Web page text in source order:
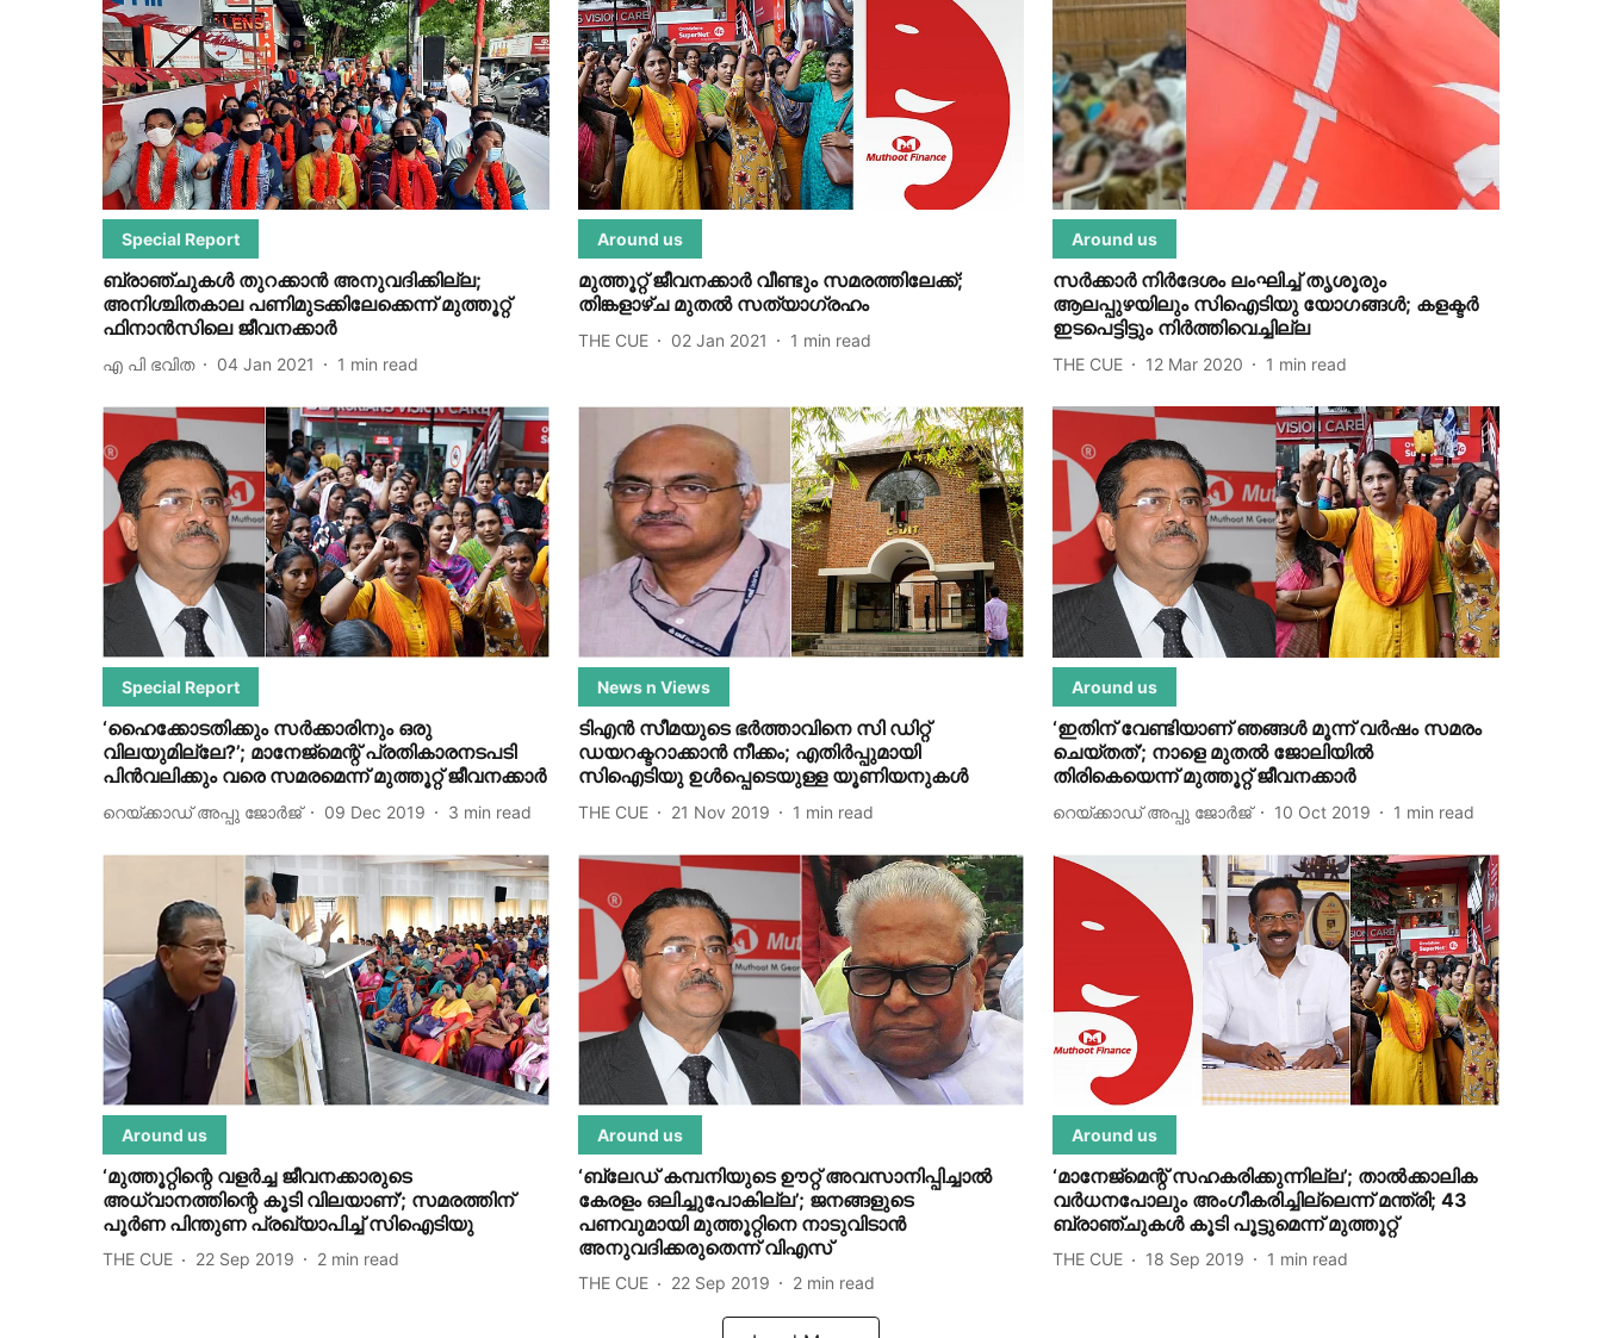
Special Report
ബ്രാഞ്ചുകള്‍ തുറക്കാന്‍ അനുവദിക്കില്ല;
അനിശ്ചിതകാല പണിമുടക്കിലേക്കെന്ന് മുത്തൂറ്റ്
ഫിനാന്‍സിലെ ജീവനക്കാര്‍
എ പി ഭവിത 04 Jan 2021 1 min read
Around us
മുത്തൂറ്റ് ജീവനക്കാര്‍ വീണ്ടും സമരത്തിലേക്ക്;
തിങ്കളാഴ്ച മുതല്‍ സത്യാഗ്രഹം
THE CUE 02 Jan 2021 1 min read
Around us
സര്‍ക്കാര്‍ നിര്‍ദേശം ലംഘിച്ച് തൃശൂരും
ആലപ്പുഴയിലും സിഐടിയു യോഗങ്ങള്‍; കളക്ടര്‍
ഇടപെട്ടിട്ടും നിര്‍ത്തിവെച്ചില്ല
THE CUE 12 Mar 2020 1 min read
Special Report
‘ഹൈക്കോടതിക്കും സര്‍ക്കാരിനും ഒരു
വിലയുമില്ലേ?’; മാനേജ്‌മെന്റ് പ്രതികാരനടപടി
പിന്‍വലിക്കും വരെ സമരമെന്ന് മുത്തൂറ്റ് ജീവനക്കാര്‍
റെയ്ക്കാഡ് അപ്പു ജോര്‍ജ്‌ 09 Dec 2019 3 min read
News n Views
ടിഎന്‍ സീമയുടെ ഭര്‍ത്താവിനെ സി ഡിറ്റ്
ഡയറക്ടറാക്കാന്‍ നീക്കം; എതിര്‍പ്പുമായി
സിഐടിയു ഉള്‍പ്പെടെയുള്ള യൂണിയനുകള്‍
THE CUE 21 Nov 2019 1 min read
Around us
‘ഇതിന് വേണ്ടിയാണ് ഞങ്ങള്‍ മൂന്ന് വര്‍ഷം സമരം
ചെയ്തത്’; നാളെ മുതല്‍ ജോലിയില്‍
തിരികെയെന്ന് മുത്തൂറ്റ് ജീവനക്കാര്‍
റെയ്ക്കാഡ് അപ്പു ജോര്‍ജ്‌ 10 Oct 2019 1 min read
Around us
‘മുത്തൂറ്റിന്റെ വളര്‍ച്ച ജീവനക്കാരുടെ
അധ്വാനത്തിന്റെ കൂടി വിലയാണ്’; സമരത്തിന്
പൂര്‍ണ പിന്തുണ പ്രഖ്യാപിച്ച് സിഐടിയു
THE CUE 22 Sep 2019 2 min read
Around us
‘ബ്ലേഡ് കമ്പനിയുടെ ഊറ്റ് അവസാനിപ്പിച്ചാല്‍
കേരളം ഒലിച്ചുപോകില്ല’; ജനങ്ങളുടെ
പണവുമായി മുത്തൂറ്റിനെ നാടുവിടാന്‍
അനുവദിക്കരുതെന്ന് വിഎസ്
THE CUE 22 Sep 2019 2 min read
Around us
‘മാനേജ്‌മെന്റ് സഹകരിക്കുന്നില്ല’; താല്‍ക്കാലിക
വര്‍ധനപോലും അംഗീകരിച്ചില്ലെന്ന് മന്ത്രി; 43
ബ്രാഞ്ചുകള്‍ കൂടി പൂട്ടുമെന്ന് മുത്തൂറ്റ്
THE CUE 18 Sep 2019 1 min read